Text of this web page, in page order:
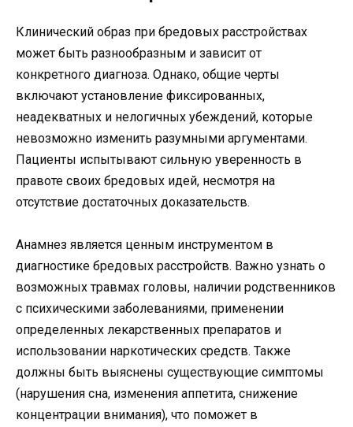
Клинический образ при бредовых расстройствах
может быть разнообразным и зависит от
конкретного диагноза. Однако, общие черты
включают установление фиксированных,
неадекватных и нелогичных убеждений, которые
невозможно изменить разумными аргументами.
Пациенты испытывают сильную уверенность в
правоте своих бредовых идей, несмотря на
отсутствие достаточных доказательств.
Анамнез является ценным инструментом в
диагностике бредовых расстройств. Важно узнать о
возможных травмах головы, наличии родственников
с психическими заболеваниями, применении
определенных лекарственных препаратов и
использовании наркотических средств. Также
должны быть выяснены существующие симптомы
(нарушения сна, изменения аппетита, снижение
концентрации внимания), что поможет в